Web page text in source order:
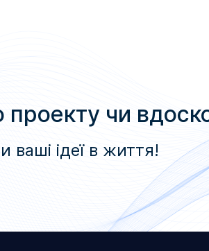
проекту чи
ідеї в життя!